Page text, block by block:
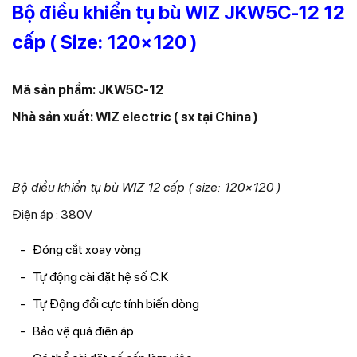
Bộ điều khiển tụ bù WIZ JKW5C-12 12
cấp ( Size: 120×120 )
Mã sản phẩm: JKW5C-12
Nhà sản xuất: WIZ electric ( sx tại China )
Bộ điều khiển tụ bù WIZ 12 cấp ( size: 120×120 )
Điện áp : 380V
Đóng cắt xoay vòng
Tự động cài đặt hệ số C.K
Tự Động đổi cực tính biến dòng
Bảo vệ quá điện áp